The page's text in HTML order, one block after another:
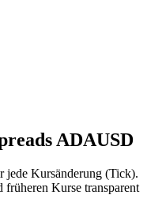
ADAUSD
Kursänderung (Tick).
früheren Kurse transparent